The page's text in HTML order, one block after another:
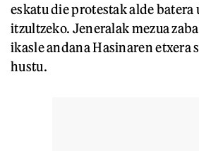
eskatu die protestak alde batera
itzultzeko. Jeneralak mezua
ikasle andana Hasinaren etxera
hustu.